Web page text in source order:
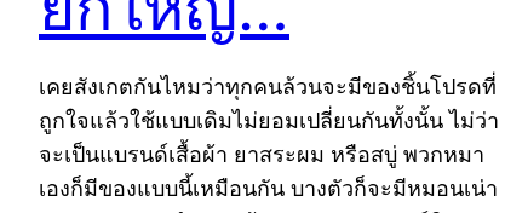
เคยสังเกตกันไหมว่าทุกคนล้วนจะมีของชิ้นโปรดที่
ถูกใจแล้วใช้แบบเดิมไม่ยอมเปลี่ยนกันทั้งนั้น ไม่ว่า
จะเป็นแบรนด์เสื้อผ้า ยาสระผม หรือสบู่ พวกหมา
เองก็มีของแบบนี้เหมือนกัน บางตัวก็จะมีหมอนเน่า